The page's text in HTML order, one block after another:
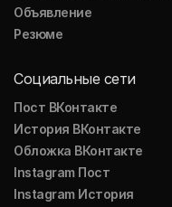
Объявление
Резюме
Социальные сети
Пост ВКонтакте
История ВКонтакте
Обложка ВКонтакте
Instagram Пост
Instagram История